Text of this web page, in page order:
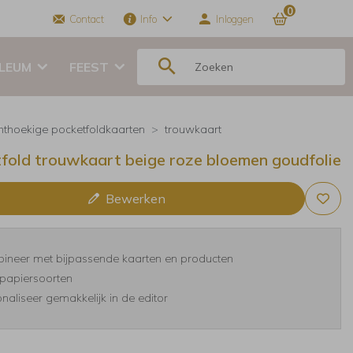
Contact Info Inloggen
0
FEEST
pocketfoldkaarten trouwkaart
trouwkaart beige roze bloemen goudfolie
Bewerken
met bijpassende kaarten en producten
gemakkelijk in de editor